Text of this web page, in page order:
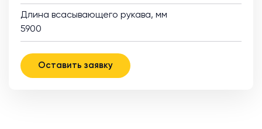
Длина всасывающего рукава, мм
5900
Оставить заявку